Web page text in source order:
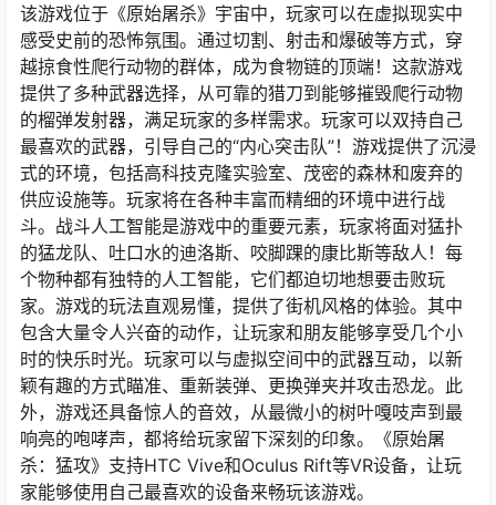
该游戏位于《原始屠杀》宇宙中，玩家可以在虚拟现实中
感受史前的恐怖氛围。通过切割、射击和爆破等方式，穿
越掠食性爬行动物的群体，成为食物链的顶端！这款游戏
提供了多种武器选择，从可靠的猎刀到能够摧毁爬行动物
的榴弹发射器，满足玩家的多样需求。玩家可以双持自己
最喜欢的武器，引导自己的“内心突击队”！游戏提供了沉浸
式的环境，包括高科技克隆实验室、茂密的森林和废弃的
供应设施等。玩家将在各种丰富而精细的环境中进行战
斗。战斗人工智能是游戏中的重要元素，玩家将面对猛扑
的猛龙队、吐口水的迪洛斯、咬脚踝的康比斯等敌人！每
个物种都有独特的人工智能，它们都迫切地想要击败玩
家。游戏的玩法直观易懂，提供了街机风格的体验。其中
包含大量令人兴奋的动作，让玩家和朋友能够享受几个小
时的快乐时光。玩家可以与虚拟空间中的武器互动，以新
颖有趣的方式瞄准、重新装弹、更换弹夹并攻击恐龙。此
外，游戏还具备惊人的音效，从最微小的树叶嘎吱声到最
响亮的咆哮声，都将给玩家留下深刻的印象。《原始屠
杀：猛攻》支持HTC Vive和Oculus Rift等VR设备，让玩
家能够使用自己最喜欢的设备来畅玩该游戏。